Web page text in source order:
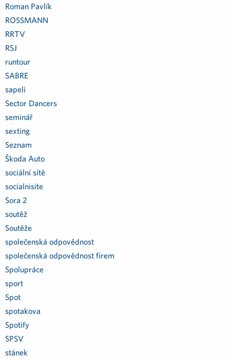
Roman Pavlík
ROSSMANN
RRTV
RSJ
runtour
SABRE
sapeli
Sector Dancers
seminář
sexting
Seznam
Škoda Auto
sociální sítě
socialnisite
Sora 2
soutěž
Soutěže
společenská odpovědnost
společenská odpovědnost firem
Spolupráce
sport
Spot
spotakova
Spotify
SPSV
stánek